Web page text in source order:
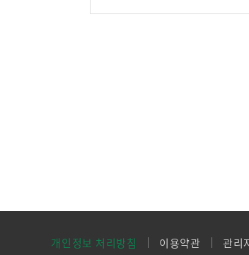
개인정보 처리방침 이용약관 관리